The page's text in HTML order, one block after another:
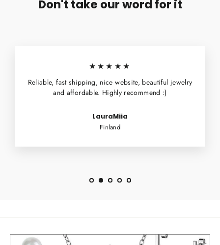
Don't take our word for it
★★★★★
Reliable, fast shipping, nice website, beautiful jewelry
and affordable. Highly recommend :)
LauraMiia
Finland